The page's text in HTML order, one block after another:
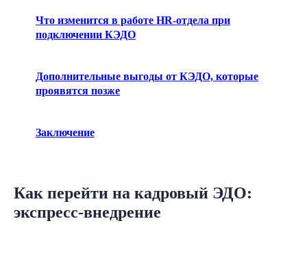
Что изменится в работе HR-отдела при
подключении КЭДО
Дополнительные выгоды от КЭДО, которые
проявятся позже
Заключение
Как перейти на кадровый ЭДО:
экспресс-внедрение